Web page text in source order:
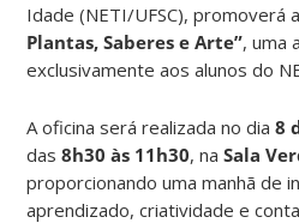
Idade (NETI/UFSC), promoverá a
Plantas, Saberes e Arte”, uma
exclusivamente aos alunos do
A oficina será realizada no dia8
das8h30 às 11h30, naSala
proporcionando uma manhã de
aprendizado, criatividade e